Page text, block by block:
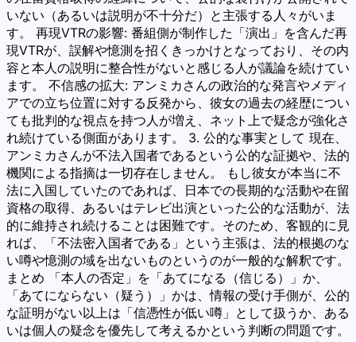
いない（あるいは説明が不十分だ）と主張する人々がいま
す。 再現VTRの影響: 番組側が制作した「演出」を含んだ再
現VTRが、誤解や憶測を招くきっかけとなっており、その内
容と本人の説明に整合性がないと感じる人が議論を続けてい
ます。 不信感の拡大: アンミカさんの政治的な発言やメディ
アでの立ち位置に対する反発から、彼女の過去の経歴につい
ても批判的な視点を持つ人が増え、ネット上で疑念が強化さ
れ続けている側面があります。 3. 公的な事実として 現在、
アンミカさんが不法入国者であるという公的な証拠や、法的
機関による指摘は一切存在しません。 もし彼女が本当に不
法に入国していたのであれば、日本での長期的な活動や在留
資格の取得、あるいはテレビ出演といった公的な活動が、法
的に維持され続けることは困難です。そのため、客観的に見
れば、「不法密入国者である」という主張は、法的根拠のな
い噂や憶測の域を出ないものというのが一般的な解釈です。
まとめ 「本人の否定」を「あてになる（信じる）」か、
「あてにならない（疑う）」かは、情報の受け手側が、公的
な証明がない以上は「信憑性が低い噂」として扱うか、ある
いは個人の疑念を優先して考えるかという判断の問題です。